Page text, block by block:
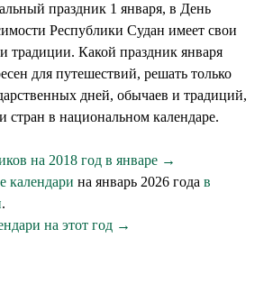
праздник 1 января, в День
Республики Судан имеет свои
традиции. Какой праздник января
для путешествий, решать только
дней, обычаев и традиций,
стран в национальном календаре.
на 2018 год в январе →
календари на январь 2026 года в
.
на этот год →